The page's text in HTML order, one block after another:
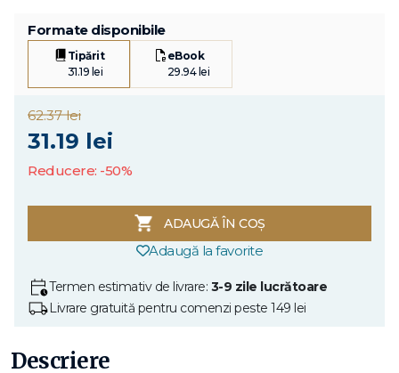
Formate disponibile
Tipărit
31.19 lei
eBook
29.94 lei
62.37 lei
31.19 lei
Reducere: -50%
ADAUGĂ ÎN COȘ
Adaugă la favorite
Termen estimativ de livrare: 3-9 zile lucrătoare
Livrare gratuită pentru comenzi peste 149 lei
Descriere